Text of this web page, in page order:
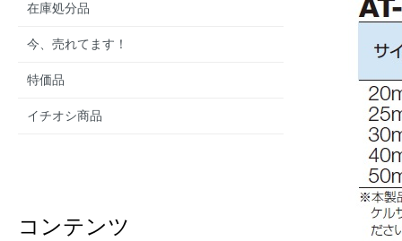
在庫処分品
今、売れてます！
特価品
イチオシ商品
コンテンツ